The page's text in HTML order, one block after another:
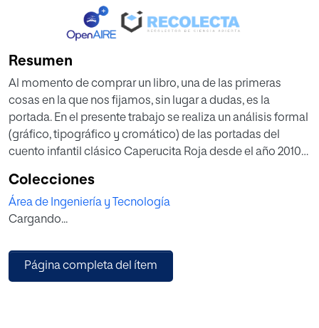
Resumen
Al momento de comprar un libro, una de las primeras
cosas en la que nos fijamos, sin lugar a dudas, es la
portada. En el presente trabajo se realiza un análisis formal
(gráfico, tipográfico y cromático) de las portadas del
cuento infantil clásico Caperucita Roja desde el año 2010
determinar las tendencias gráficas utilizadas y su
relevancia en los últimos diez años, para contribuir a la
generación de conocimiento dentro del campo del
Este estudio es un análisis cualitativo que inicia con la
búsqueda en línea de editoriales europeas del cuento de
Colecciones
Área de Ingeniería y Tecnología
Cargando...
Página completa del ítem